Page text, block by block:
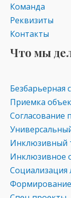
Команда
Реквизиты
Контакты
Что мы
Безбарьерная
Приемка
Согласование
Инклюзивный
Инклюзивное
Социализация